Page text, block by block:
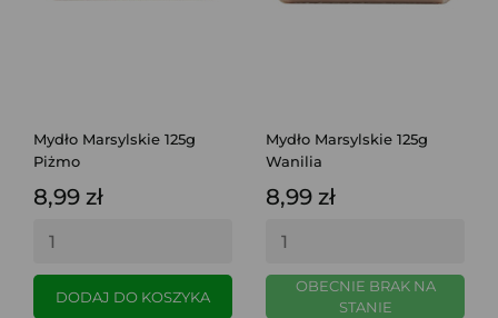
Mydło Marsylskie 125g
Piżmo
8,99 zł
DODAJ DO KOSZYKA
Mydło Marsylskie 125g
Wanilia
8,99 zł
OBECNIE BRAK NA
STANIE